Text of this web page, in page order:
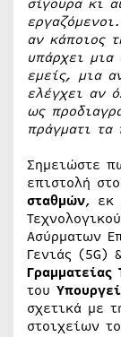
αν κάποιος
υπάρχει μια
εμείς, μια
ελέγχει αν
ως
πράγματι τα
Σημειώστε
επιστολή
σταθμών, εκ
Ασύρματων
Γενιάς (5G)
του
σχετικά με
στοιχείων